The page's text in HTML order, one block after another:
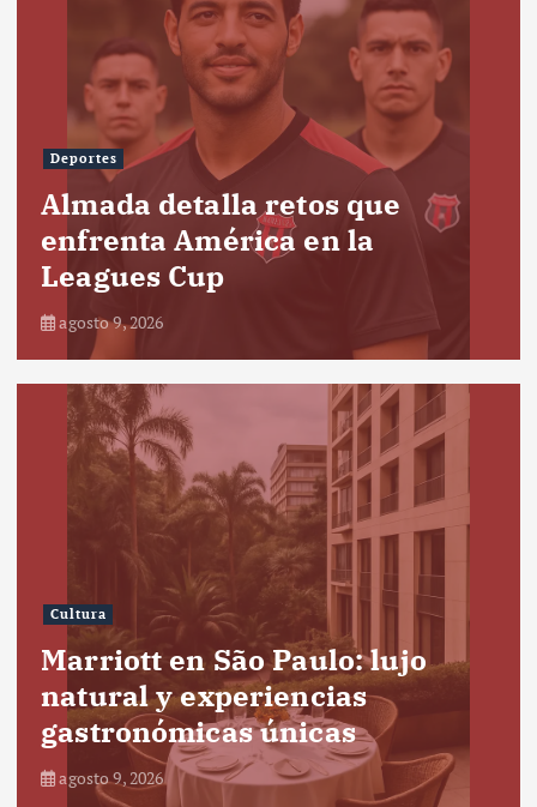
Deportes
Almada detalla retos que
enfrenta América en la
Leagues Cup
agosto 9, 2026
Cultura
Marriott en São Paulo: lujo
natural y experiencias
gastronómicas únicas
agosto 9, 2026